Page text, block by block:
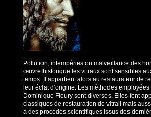
Pollution, intempéries ou malveillance des
œuvre historique les vitraux sont sensibles
temps. Il appartient alors au restaurateur de
leur éclat d’origine. Les méthodes
Dominique Fleury sont diverses. Elles font
classiques de restauration de vitrail mais
à des procédés scientifiques issus des